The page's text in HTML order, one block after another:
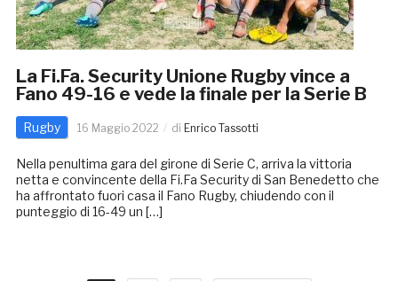
La Fi.Fa. Security Unione Rugby vince a
Fano 49-16 e vede la finale per la Serie B
Rugby 16 Maggio 2022 di Enrico Tassotti
Nella penultima gara del girone di Serie C, arriva la vittoria
netta e convincente della Fi.Fa Security di San Benedetto che
ha affrontato fuori casa il Fano Rugby, chiudendo con il
punteggio di 16-49 un […]